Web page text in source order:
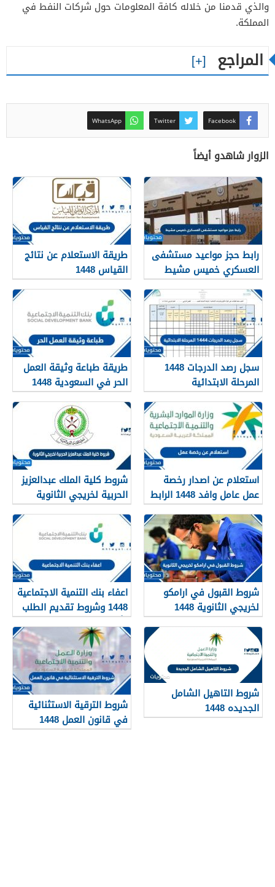
والذي قدمنا من خلاله كافة المعلومات حول شركات النفط في
المملكة.
المراجع
Facebook
Twitter
WhatsApp
الزوار شاهدو أيضاً
رابط حجز مواعيد مستشفى
العسكري خميس مشيط
1448
طريقة الاستعلام عن نتائج
القياس 1448
سجل رصد الدرجات 1448
المرحلة الابتدائية
طريقة طباعة وثيقة العمل
الحر في السعودية 1448
استعلام عن اصدار رخصة
عمل عامل وافد 1448 الرابط
والطريقة بالتفصيل
شروط كلية الملك عبدالعزيز
الحربية لخريجي الثانوية
1448
شروط القبول في ارامكو
لخريجي الثانوية 1448
اعفاء بنك التنمية الاجتماعية
1448 وشروط تقديم الطلب
وأهم الأوراق والمستندات
شروط التاهيل الشامل
الجديده 1448
شروط الترقية الاستثنائية
في قانون العمل 1448